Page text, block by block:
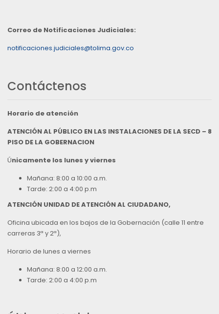
Correo de Notificaciones Judiciales:
notificaciones.judiciales@tolima.gov.co
Contáctenos
Horario de atención
ATENCIÓN AL PÚBLICO EN LAS INSTALACIONES DE LA SECD – 8
PISO DE LA GOBERNACION
Únicamente los lunes y viernes
Mañana: 8:00 a 10:00 a.m.
Tarde: 2:00 a 4:00 p.m
ATENCIÓN UNIDAD DE ATENCIÓN AL CIUDADANO,
Oficina ubicada en los bajos de la Gobernación (calle 11 entre
carreras 3ª y 2ª),
Horario de lunes a viernes
Mañana: 8:00 a 12:00 a.m.
Tarde: 2:00 a 4:00 p.m